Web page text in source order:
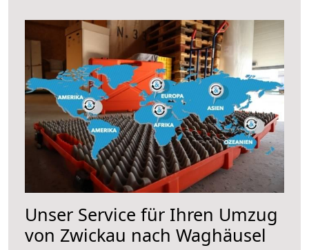
Unser Service für Ihren Umzug
von Zwickau nach Waghäusel